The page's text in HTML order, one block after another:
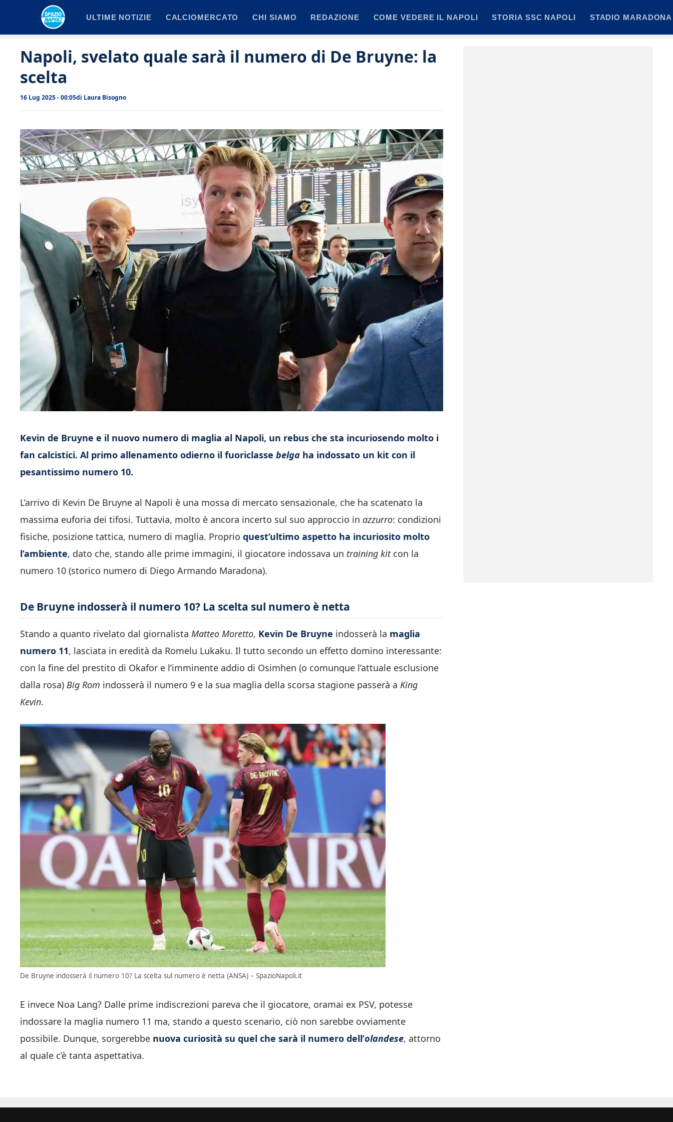
ULTIME NOTIZIE CALCIOMERCATO CHI SIAMO REDAZIONE COME VEDERE IL NAPOLI STORIA SSC NAPOLI STADIO MARADONA
Napoli, svelato quale sarà il numero di De Bruyne: la
scelta
16 Lug 2025 - 00:05di Laura Bisogno
Kevin de Bruyne e il nuovo numero di maglia al Napoli, un rebus che sta incuriosendo molto i
fan calcistici. Al primo allenamento odierno il fuoriclasse belga ha indossato un kit con il
pesantissimo numero 10.
L’arrivo di Kevin De Bruyne al Napoli è una mossa di mercato sensazionale, che ha scatenato la
massima euforia dei tifosi. Tuttavia, molto è ancora incerto sul suo approccio in azzurro: condizioni
fisiche, posizione tattica, numero di maglia. Proprio quest’ultimo aspetto ha incuriosito molto
l’ambiente, dato che, stando alle prime immagini, il giocatore indossava un training kit con la
numero 10 (storico numero di Diego Armando Maradona).
De Bruyne indosserà il numero 10? La scelta sul numero è netta
Stando a quanto rivelato dal giornalista Matteo Moretto, Kevin De Bruyne indosserà la maglia
numero 11, lasciata in eredità da Romelu Lukaku. Il tutto secondo un effetto domino interessante:
con la fine del prestito di Okafor e l’imminente addio di Osimhen (o comunque l’attuale esclusione
dalla rosa) Big Rom indosserà il numero 9 e la sua maglia della scorsa stagione passerà a King
Kevin.
De Bruyne indosserà il numero 10? La scelta sul numero è netta (ANSA) – SpazioNapoli.it
E invece Noa Lang? Dalle prime indiscrezioni pareva che il giocatore, oramai ex PSV, potesse
indossare la maglia numero 11 ma, stando a questo scenario, ciò non sarebbe ovviamente
possibile. Dunque, sorgerebbe nuova curiosità su quel che sarà il numero dell’olandese, attorno
al quale c’è tanta aspettativa.